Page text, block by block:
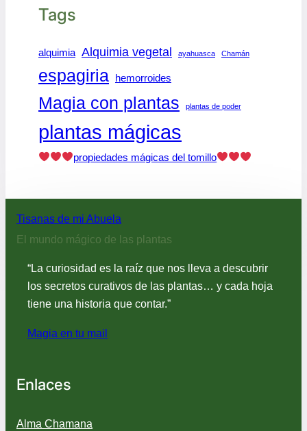
Tags
alquimia Alquimia vegetal ayahuasca Chamán
espagiria hemorroides
Magia con plantas plantas de poder
plantas mágicas
propiedades mágicas del tomillo
Tisanas de mi Abuela
El mundo mágico de las plantas
“La curiosidad es la raíz que nos lleva a descubrir
los secretos curativos de las plantas… y cada hoja
tiene una historia que contar.”
Magia en tu mail
Enlaces
Alma Chamana